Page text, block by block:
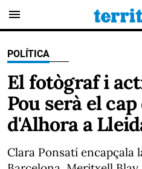
menu
POLÍTICA
El fotògraf i
Pou serà el
d'Alhora a
Clara Ponsatí encapçala